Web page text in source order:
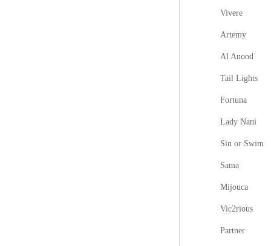
Vivere
Artemy
Al Anood
Tail Lights
Fortuna
Lady Nani
Sin or Swim
Sama
Mijouca
Vic2rious
Partner